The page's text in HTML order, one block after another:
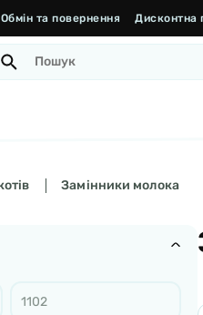
Обмін та повернення Дисконтна
Замінники молока